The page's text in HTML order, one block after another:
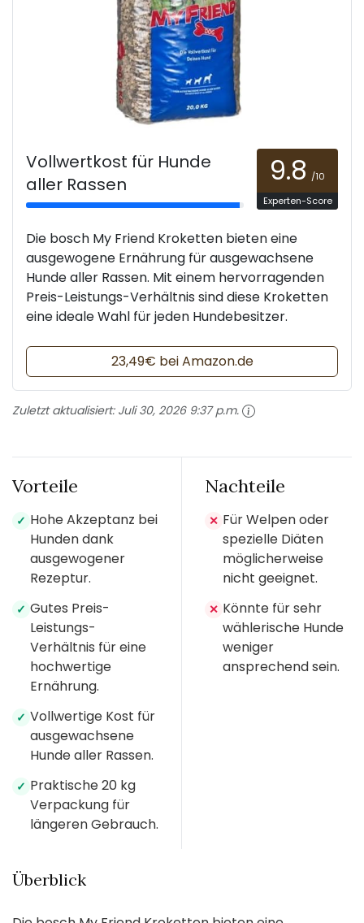
Vollwertkost für Hunde
aller Rassen
9.8 /10
Experten-Score
Die bosch My Friend Kroketten bieten eine
ausgewogene Ernährung für ausgewachsene
Hunde aller Rassen. Mit einem hervorragenden
Preis-Leistungs-Verhältnis sind diese Kroketten
eine ideale Wahl für jeden Hundebesitzer.
23,49€ bei Amazon.de
Zuletzt aktualisiert: Juli 30, 2026 9:37 p.m.
Vorteile
✓ Hohe Akzeptanz bei
Hunden dank
ausgewogener
Rezeptur.
✓ Gutes Preis-
Leistungs-
Verhältnis für eine
hochwertige
Ernährung.
✓ Vollwertige Kost für
ausgewachsene
Hunde aller Rassen.
✓ Praktische 20 kg
Verpackung für
längeren Gebrauch.
Nachteile
✕ Für Welpen oder
spezielle Diäten
möglicherweise
nicht geeignet.
✕ Könnte für sehr
wählerische Hunde
weniger
ansprechend sein.
Überblick